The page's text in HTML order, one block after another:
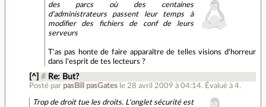
des parcs où des centaines
d'administrateurs passent leur temps à
modifier des fichiers de conf de leurs
serveurs
T'as pas honte de faire apparaître de telles visions d'horreur
dans l'esprit de tes lecteurs ?
[^] # Re: But?
Posté par pasBill pasGates le 28 avril 2009 à 04:14. Évalué à 4.
Trop de droit tue les droits. L'onglet sécurité est